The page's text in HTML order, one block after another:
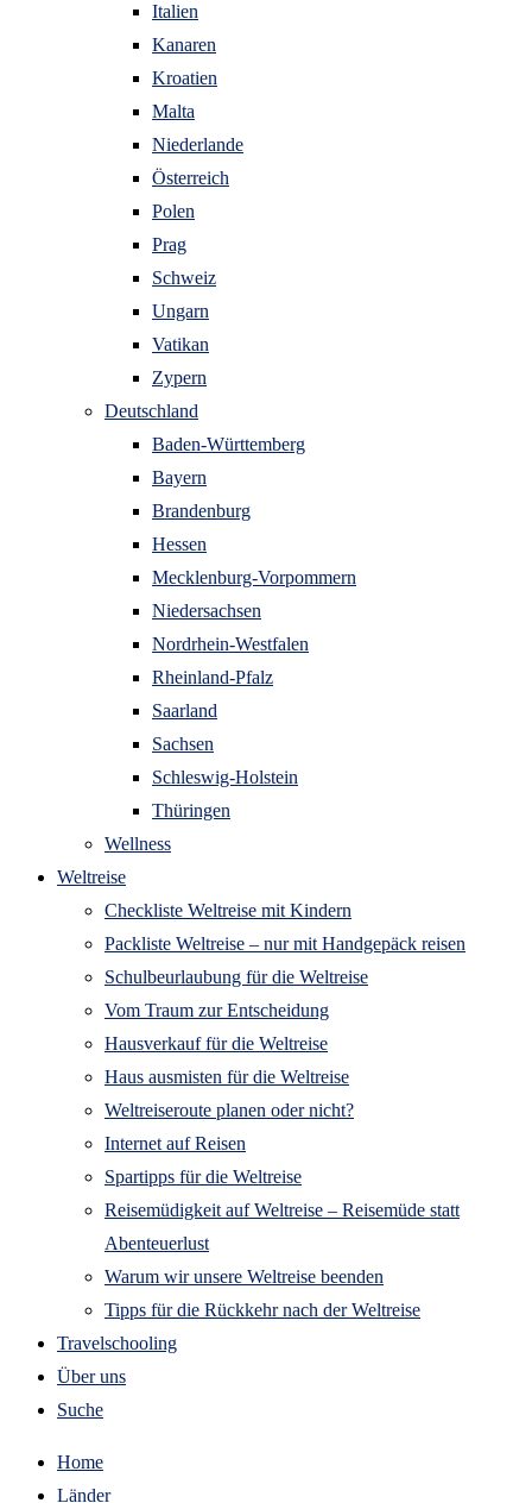
Italien
Kanaren
Kroatien
Malta
Niederlande
Österreich
Polen
Prag
Schweiz
Ungarn
Vatikan
Zypern
Deutschland
Baden-Württemberg
Bayern
Brandenburg
Hessen
Mecklenburg-Vorpommern
Niedersachsen
Nordrhein-Westfalen
Rheinland-Pfalz
Saarland
Sachsen
Schleswig-Holstein
Thüringen
Wellness
Weltreise
Checkliste Weltreise mit Kindern
Packliste Weltreise – nur mit Handgepäck reisen
Schulbeurlaubung für die Weltreise
Vom Traum zur Entscheidung
Hausverkauf für die Weltreise
Haus ausmisten für die Weltreise
Weltreiseroute planen oder nicht?
Internet auf Reisen
Spartipps für die Weltreise
Reisemüdigkeit auf Weltreise – Reisemüde statt
Abenteuerlust
Warum wir unsere Weltreise beenden
Tipps für die Rückkehr nach der Weltreise
Travelschooling
Über uns
Suche
Home
Länder